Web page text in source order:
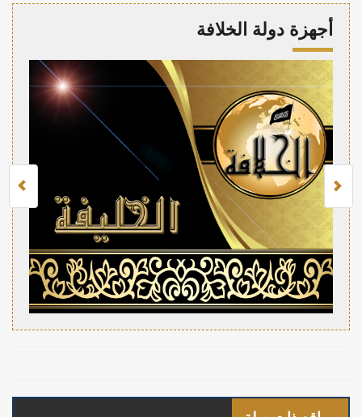
أجهزة دولة الخلافة